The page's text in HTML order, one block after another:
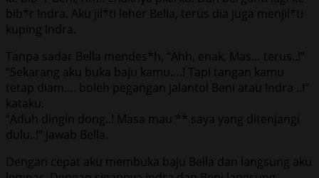
bib*r Indra. Aku jil*ti leher Bella, terus dia juga menjil*ti
kuping Indra.
Tanpa sadar Bella mendes*h, “Ahh, enak, Mas… terus..!”
“Sekarang aku buka baju kamu….! Tapi tangan kamu
tetap diam…. boleh pegangan jalantol Beni atau Indra ..!”
kataku.
“Aduh dingin dong..! Masa mau ** saya yang ditenjangi
dulu..!” jawab Bella.
Dengan cepat aku membuka baju Bella dan langsung aku